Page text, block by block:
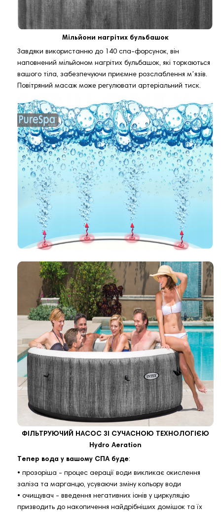
Мільйони нагрітих бульбашок
Завдяки використанню до 140 спа-форсунок, він
наповнений мільйоном нагрітих бульбашок, які торкаються
вашого тіла, забезпечуючи приємне розслаблення мʼязів.
Повітряний масаж може регулювати артеріальний тиск.
ФІЛЬТРУЮЧИЙ НАСОС ЗІ СУЧАСНОЮ ТЕХНОЛОГІЄЮ
Hydro Aeration
Тепер вода у вашому СПА буде:
• прозоріша - процес аерації води викликає окислення
заліза та марганцю, усуваючи зміну кольору води
• очищувач - введення негативних іонів у циркуляцію
призводить до накопичення найдрібніших домішок та їх